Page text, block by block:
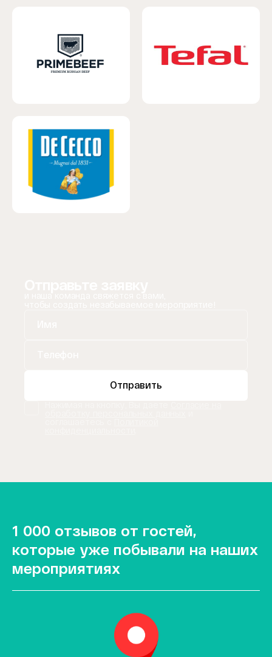
Отправить
1 000 отзывов от гостей,
которые уже побывали на наших
мероприятиях